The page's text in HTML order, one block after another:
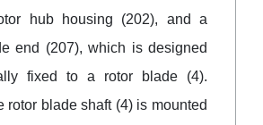
hub housing (202), and a
end (207), which is designed
fixed to a rotor blade (4).
rotor blade shaft (4) is mounted